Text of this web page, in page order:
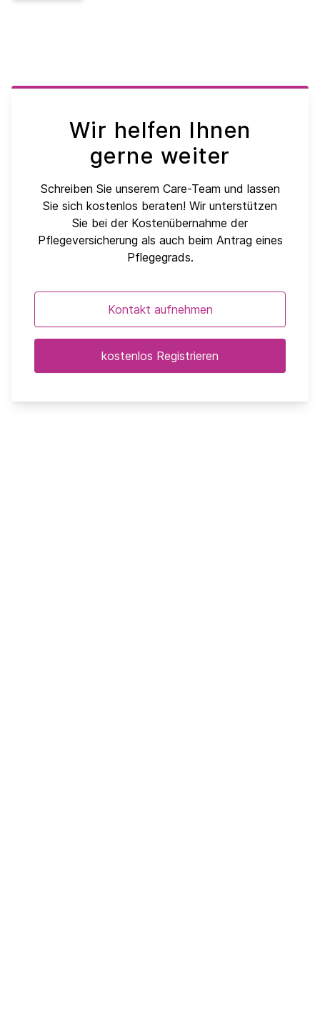
Wir helfen Ihnen
gerne weiter
Schreiben Sie unserem Care-Team und lassen
Sie sich kostenlos beraten! Wir unterstützen
Sie bei der Kostenübernahme der
Pflegeversicherung als auch beim Antrag eines
Pflegegrads.
Kontakt aufnehmen
kostenlos Registrieren